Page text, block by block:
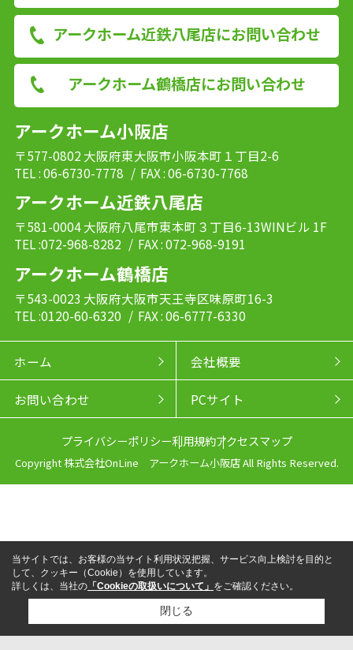
アークホーム近鉄八尾店にお問い合わせ
アークホーム鶴橋店にお問い合わせ
アークホーム小阪店
〒577-0802 大阪府東大阪市小阪本町１丁目2-6
TEL : 06-6730-7778 / FAX : 06-6730-7768
アークホーム近鉄八尾店
〒581-0004 大阪府八尾市東本町３丁目6-13WINビル 1F
TEL :072-968-8282 / FAX : 072-968-9191
アークホーム鶴橋店
〒543-0023 大阪府大阪市天王寺区味原町16-3
TEL :0120-60-6320 / FAX : 06-6777-6330
ホーム 会社概要
お問い合わせ PCサイト
プライバシーポリシー利用規約アクセスマップ
Copyright 株式会社OnLine アークホーム小阪店 All Rights Reserved.
LINEからお問い合わせ
当サイトでは、お客様の当サイト利用状況把握、サービス向上検討を目的と
して、クッキー（Cookie）を使用しています。
詳しくは、当社の 「Cookieの取扱いについて」 をご確認ください。
閉じる